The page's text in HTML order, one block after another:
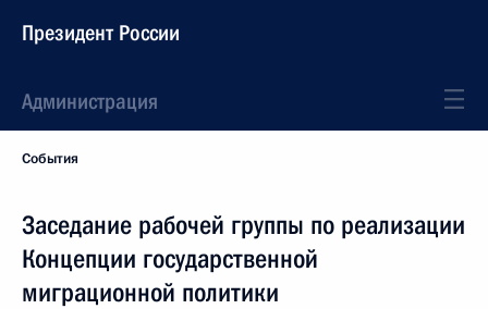
Президент России
Администрация
События
Заседание рабочей группы по реализации
Концепции государственной
миграционной политики